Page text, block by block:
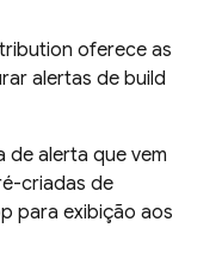
oferece as
alertas de build
de alerta que vem
criadas de
para exibição aos